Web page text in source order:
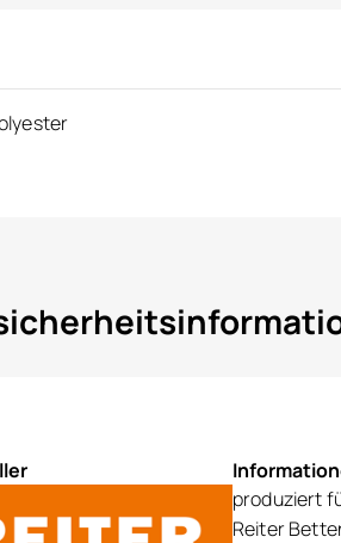
produziert
Reiter